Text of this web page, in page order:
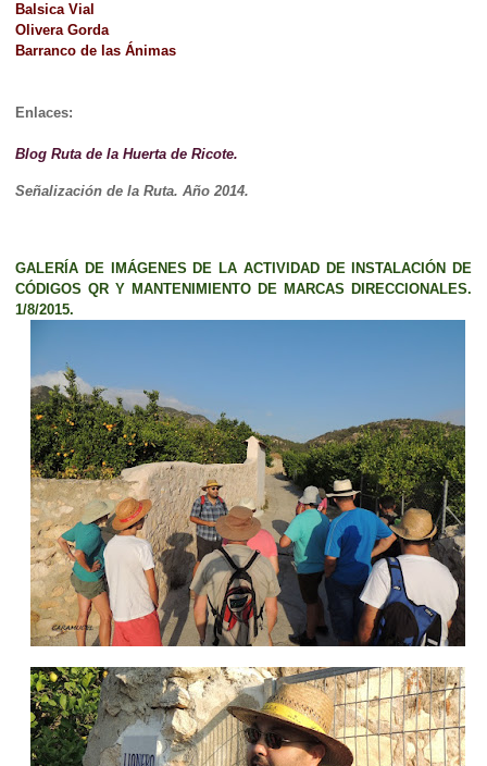
Balsica Vial
Olivera Gorda
Barranco de las Ánimas
Enlaces:
Blog Ruta de la Huerta de Ricote.
Señalización de la Ruta. Año 2014.
GALERÍA DE IMÁGENES DE LA ACTIVIDAD DE INSTALACIÓN DE
CÓDIGOS QR Y MANTENIMIENTO DE MARCAS DIRECCIONALES.
1/8/2015.